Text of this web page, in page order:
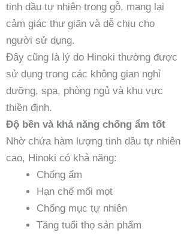
tinh dầu tự nhiên trong gỗ, mang lại
cảm giác thư giãn và dễ chịu cho
người sử dụng.
Đây cũng là lý do Hinoki thường được
sử dụng trong các không gian nghỉ
dưỡng, spa, phòng ngủ và khu vực
thiền định.
Độ bền và khả năng chống ẩm tốt
Nhờ chứa hàm lượng tinh dầu tự nhiên
cao, Hinoki có khả năng:
Chống ẩm
Hạn chế mối mọt
Chống mục tự nhiên
Tăng tuổi thọ sản phẩm